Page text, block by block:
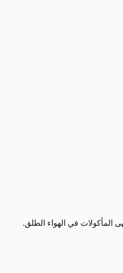
المأكولات في الهواء الطلق.